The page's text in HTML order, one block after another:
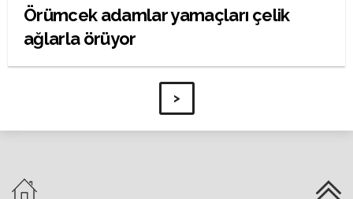
Örümcek adamlar yamaçları çelik
ağlarla örüyor
>